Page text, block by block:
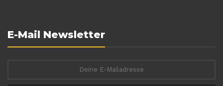
E-Mail Newsletter